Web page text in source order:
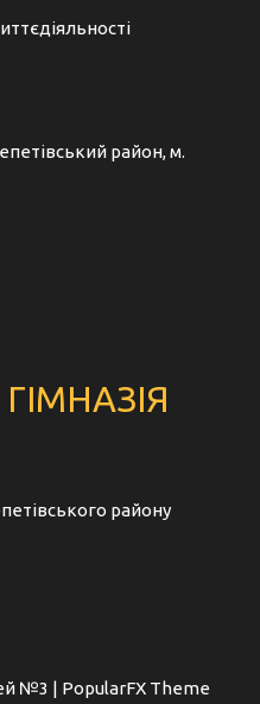
район, м.
району
№3 | PopularFX Theme